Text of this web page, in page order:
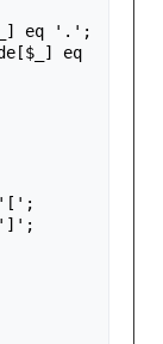
] eq '.' ;
[$_ ]
eq
'[' ;
']' ;